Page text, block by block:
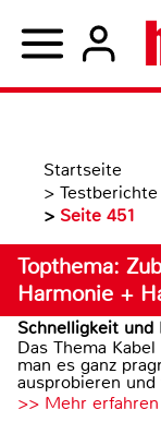
Startseite
> Testberichte
> Seite 451
Topthema:
Harmonie +
Schnelligkeit und
Das Thema
man es ganz
ausprobieren
>> Mehr erfahren